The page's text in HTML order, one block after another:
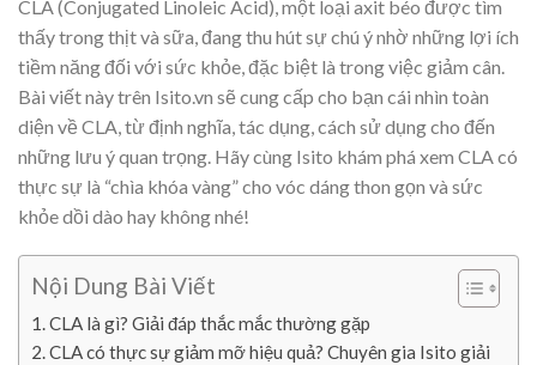
CLA (Conjugated Linoleic Acid), một loại axit béo được tìm
thấy trong thịt và sữa, đang thu hút sự chú ý nhờ những lợi ích
tiềm năng đối với sức khỏe, đặc biệt là trong việc giảm cân.
Bài viết này trên Isito.vn sẽ cung cấp cho bạn cái nhìn toàn
diện về CLA, từ định nghĩa, tác dụng, cách sử dụng cho đến
những lưu ý quan trọng. Hãy cùng Isito khám phá xem CLA có
thực sự là “chìa khóa vàng” cho vóc dáng thon gọn và sức
khỏe dồi dào hay không nhé!
Nội Dung Bài Viết
CLA là gì? Giải đáp thắc mắc thường gặp
CLA có thực sự giảm mỡ hiệu quả? Chuyên gia Isito giải